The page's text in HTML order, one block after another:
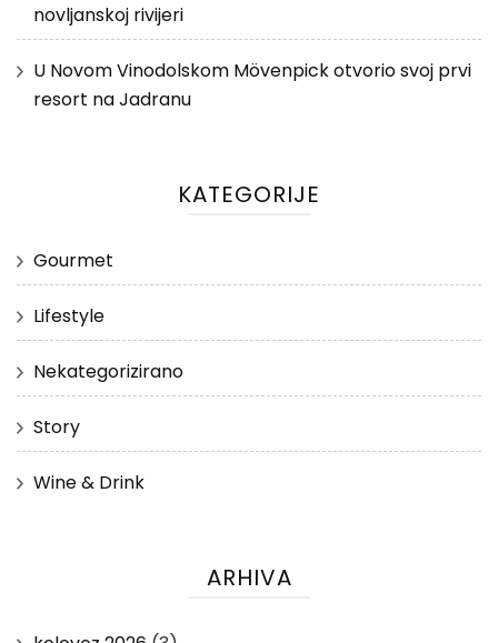
novljanskoj rivijeri
U Novom Vinodolskom Mövenpick otvorio svoj prvi
resort na Jadranu
KATEGORIJE
Gourmet
Lifestyle
Nekategorizirano
Story
Wine & Drink
ARHIVA